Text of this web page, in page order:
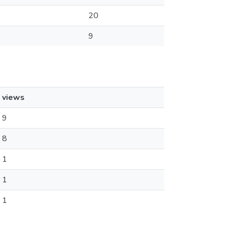
20
9
views
9
8
1
1
1